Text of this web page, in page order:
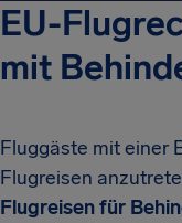
EU-
mit
Fluggäste mit einer
Flugreisen
Flugreisen für